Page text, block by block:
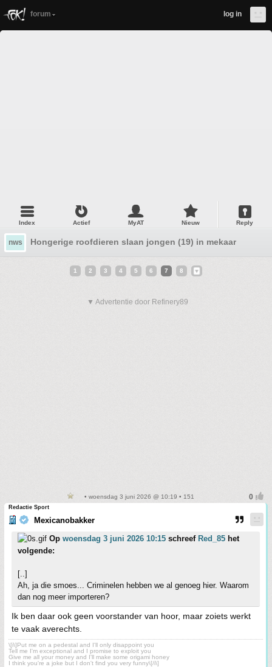
forum log in
Index Actief MyAT Nieuw Reply
nws Hongerige roofdieren slaan jongen (19) in mekaar
1 2 3 4 5 6 7 8
▼ Advertentie door Refinery89
• woensdag 3 juni 2026 @ 10:19 • 151
Redactie Sport
Mexicanobakker
Op woensdag 3 juni 2026 10:15 schreef Red_85 het
volgende:
[..]
Ah, ja die smoes... Criminelen hebben we al genoeg hier. Waarom
dan nog meer importeren?
Ik ben daar ook geen voorstander van hoor, maar zoiets werkt
te vaak averechts.
\[i\]Put me on a pedestal and I'll only disappoint you
Tell me I'm exceptional and I promise to exploit you
Give me all your money and I'll make some origami honey
I think you're a joke but I don't find you very funny\[/i\]